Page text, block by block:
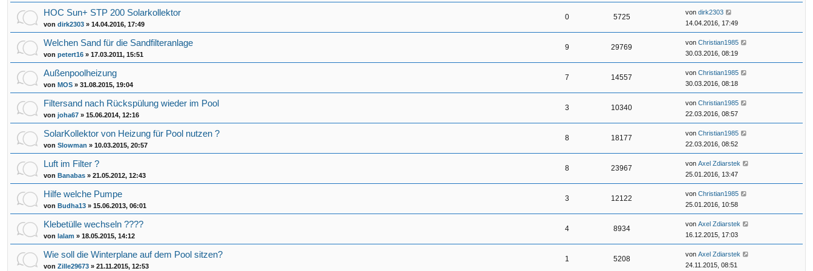
HOC Sun+ STP 200 Solarkollektor
von dirk2303 » 14.04.2016, 17:49
0 5725
von dirk2303
14.04.2016, 17:49
Welchen Sand für die Sandfilteranlage
von petert16 » 17.03.2011, 15:51
9 29769
von Christian1985
30.03.2016, 08:19
Außenpoolheizung
von MOS » 31.08.2015, 19:04
7 14557
von Christian1985
30.03.2016, 08:18
Filtersand nach Rückspülung wieder im Pool
von joha67 » 15.06.2014, 12:16
3 10340
von Christian1985
22.03.2016, 08:57
SolarKollektor von Heizung für Pool nutzen ?
von Slowman » 10.03.2015, 20:57
8 18177
von Christian1985
22.03.2016, 08:52
Luft im Filter ?
von Banabas » 21.05.2012, 12:43
8 23967
von Axel Zdiarstek
25.01.2016, 13:47
Hilfe welche Pumpe
von Budha13 » 15.06.2013, 06:01
3 12122
von Christian1985
25.01.2016, 10:58
Klebetülle wechseln ????
von lalam » 18.05.2015, 14:12
4 8934
von Axel Zdiarstek
16.12.2015, 17:03
Wie soll die Winterplane auf dem Pool sitzen?
von Zille29673 » 21.11.2015, 12:53
1 5208
von Axel Zdiarstek
24.11.2015, 08:51